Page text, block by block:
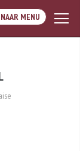
MENU